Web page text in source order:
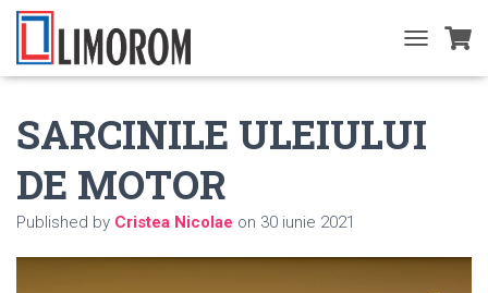
O
G
SARCINILE ULEIULUI
DE MOTOR
Published by Cristea Nicolae on 30 iunie 2021